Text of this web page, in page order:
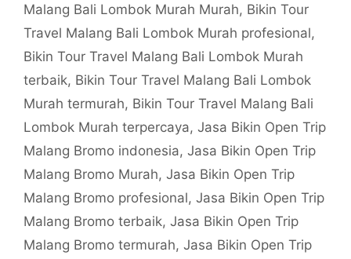
Malang Bali Lombok Murah Murah, Bikin Tour
Travel Malang Bali Lombok Murah profesional,
Bikin Tour Travel Malang Bali Lombok Murah
terbaik, Bikin Tour Travel Malang Bali Lombok
Murah termurah, Bikin Tour Travel Malang Bali
Lombok Murah terpercaya, Jasa Bikin Open Trip
Malang Bromo indonesia, Jasa Bikin Open Trip
Malang Bromo Murah, Jasa Bikin Open Trip
Malang Bromo profesional, Jasa Bikin Open Trip
Malang Bromo terbaik, Jasa Bikin Open Trip
Malang Bromo termurah, Jasa Bikin Open Trip